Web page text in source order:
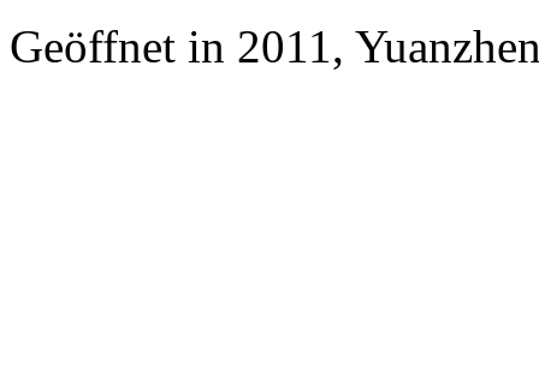
Geöffnet in 2011,